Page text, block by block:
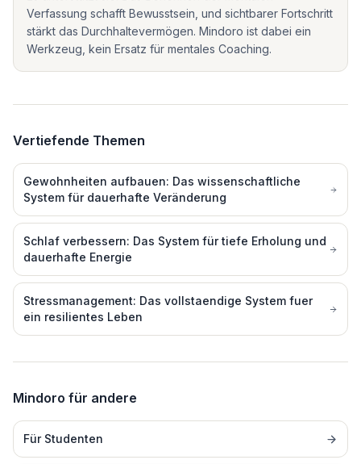
Verfassung schafft Bewusstsein, und sichtbarer Fortschritt
stärkt das Durchhaltevermögen. Mindoro ist dabei ein
Werkzeug, kein Ersatz für mentales Coaching.
Vertiefende Themen
Gewohnheiten aufbauen: Das wissenschaftliche
System für dauerhafte Veränderung
Schlaf verbessern: Das System für tiefe Erholung und
dauerhafte Energie
Stressmanagement: Das vollstaendige System fuer
ein resilientes Leben
Mindoro für andere
Für Studenten